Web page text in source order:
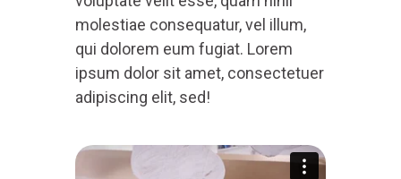
molestiae consequatur, vel illum,
qui dolorem eum fugiat. Lorem
ipsum dolor sit amet, consectetuer
adipiscing elit, sed!